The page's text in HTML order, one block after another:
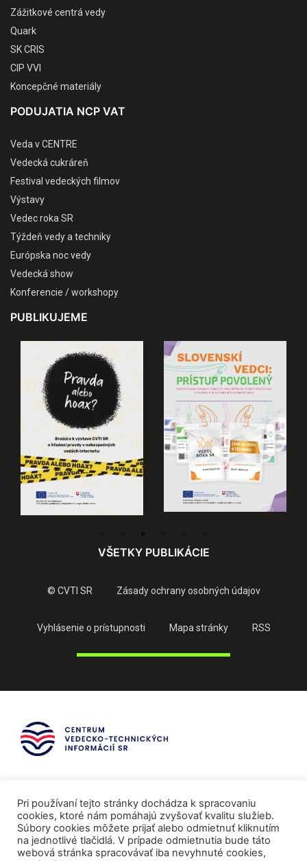
Zážitkové centrá vedy
Quark
SK CRIS
CIP VVI
Koncepčné materiály
PODUJATIA NCP VAT
Veda v CENTRE
Vedecká cukráreň
Festival vedeckých filmov
Výstavy
Vedec roka SR
Týždeň vedy a techniky
Európska noc vedy
Vedecká show
Konferencie / workshopy
PUBLIKUJEME
VŠETKY PUBLIKÁCIE
© CVTI SR Zásady ochrany osobných údajov
Vyhlásenie o prístupnosti Mapa stránky RSS
Pri používaní tejto stránky dochádza k spracovaniu
cookies, ktoré nám pomáhajú zvyšovať kvalitu služieb.
Súbory cookies môžete prijať alebo odmietnuť kliknutím
na jednotlivé tlačidlá. V prípade odmietnutia bude táto
webová stránka spracovávať iba nevyhnuté cookies,